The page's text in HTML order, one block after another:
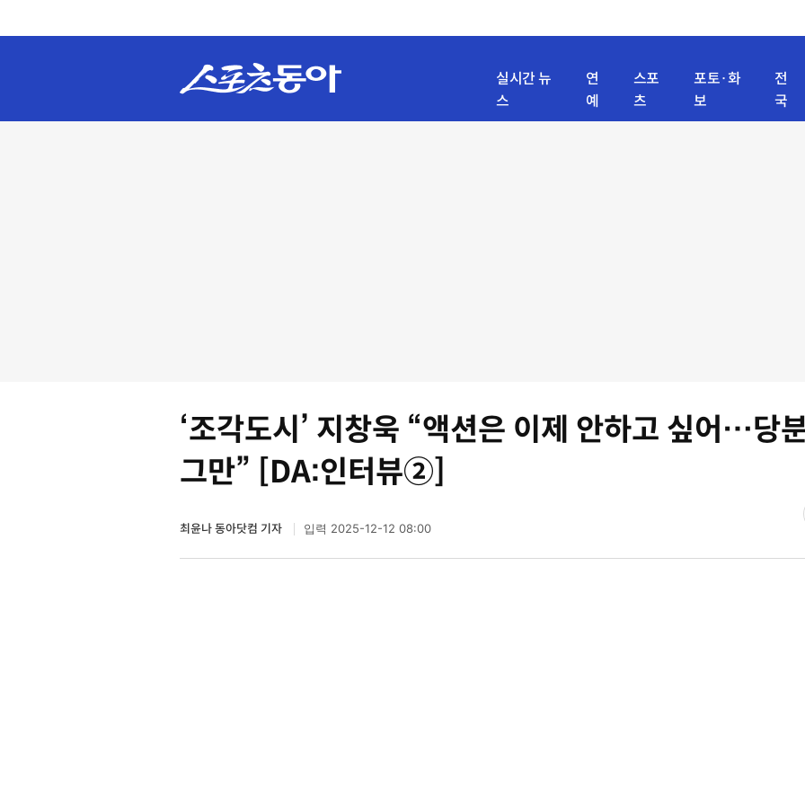
실시간 뉴
스
연
예
스포
츠
포토·화
보
전
국
‘조각도시’ 지창욱 “액션은 이제 안하고 싶어…당
그만” [DA:인터뷰②]
최윤나 동아닷컴 기자 입력 2025-12-12 08:00